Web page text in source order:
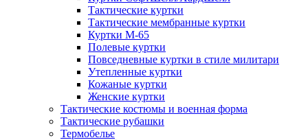
Тактические куртки
Тактические мембранные куртки
Куртки М-65
Полевые куртки
Повседневные куртки в стиле милитари
Утепленные куртки
Кожаные куртки
Женские куртки
Тактические костюмы и военная форма
Тактические рубашки
Термобелье